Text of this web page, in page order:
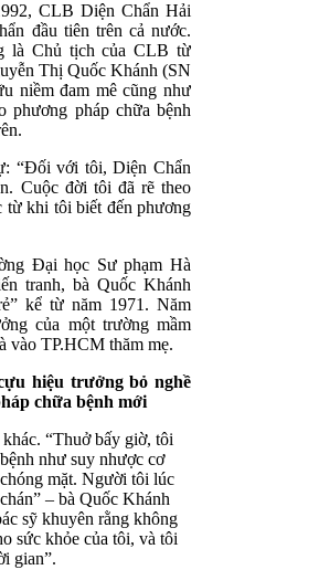
CLB Diện Chẩn Hải
đầu tiên trên cả nước.
là Chủ tịch của CLB từ
Thị Quốc Khánh (SN
niềm đam mê cũng như
phương pháp chữa bệnh
“Đối với tôi, Diện Chẩn
Cuộc đời tôi đã rẽ theo
từ khi tôi biết đến phương
Đại học Sư phạm Hà
tranh, bà Quốc Khánh
kể từ năm 1971. Năm
của một trường mầm
vào TP.HCM thăm mẹ.
hiệu trưởng bỏ nghề
chữa bệnh mới
“Thuở bấy giờ, tôi
như suy nhược cơ
mặt. Người tôi lúc
– bà Quốc Khánh
sỹ khuyên rằng không
sức khỏe của tôi, và tôi
gian”.